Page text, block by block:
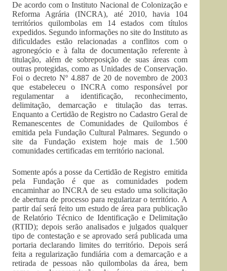
De acordo com o Instituto Nacional de Colonização e
Reforma Agrária (INCRA), até 2010, havia 104
territórios quilombolas em 14 estados com títulos
expedidos. Segundo informações no site do Instituto as
dificuldades estão relacionadas a conflitos com o
agronegócio e à falta de documentação referente à
titulação, além de sobreposição de suas áreas com
outras protegidas, como as Unidades de Conservação.
Foi o decreto Nº 4.887 de 20 de novembro de 2003
que estabeleceu o INCRA como responsável por
regulamentar a identificação, reconhecimento,
delimitação, demarcação e titulação das terras.
Enquanto a Certidão de Registro no Cadastro Geral de
Remanescentes de Comunidades de Quilombos é
emitida pela Fundação Cultural Palmares. Segundo o
site da Fundação existem hoje mais de 1.500
comunidades certificadas em território nacional.
Somente após a posse da Certidão de Registro emitida
pela Fundação é que as comunidades podem
encaminhar ao INCRA de seu estado uma solicitação
de abertura de processo para regularizar o território. A
partir daí será feito um estudo de área para publicação
de Relatório Técnico de Identificação e Delimitação
(RTID); depois serão analisados e julgados qualquer
tipo de contestação e se aprovado será publicada uma
portaria declarando limites do território. Depois será
feita a regularização fundiária com a demarcação e a
retirada de pessoas não quilombolas da área, bem